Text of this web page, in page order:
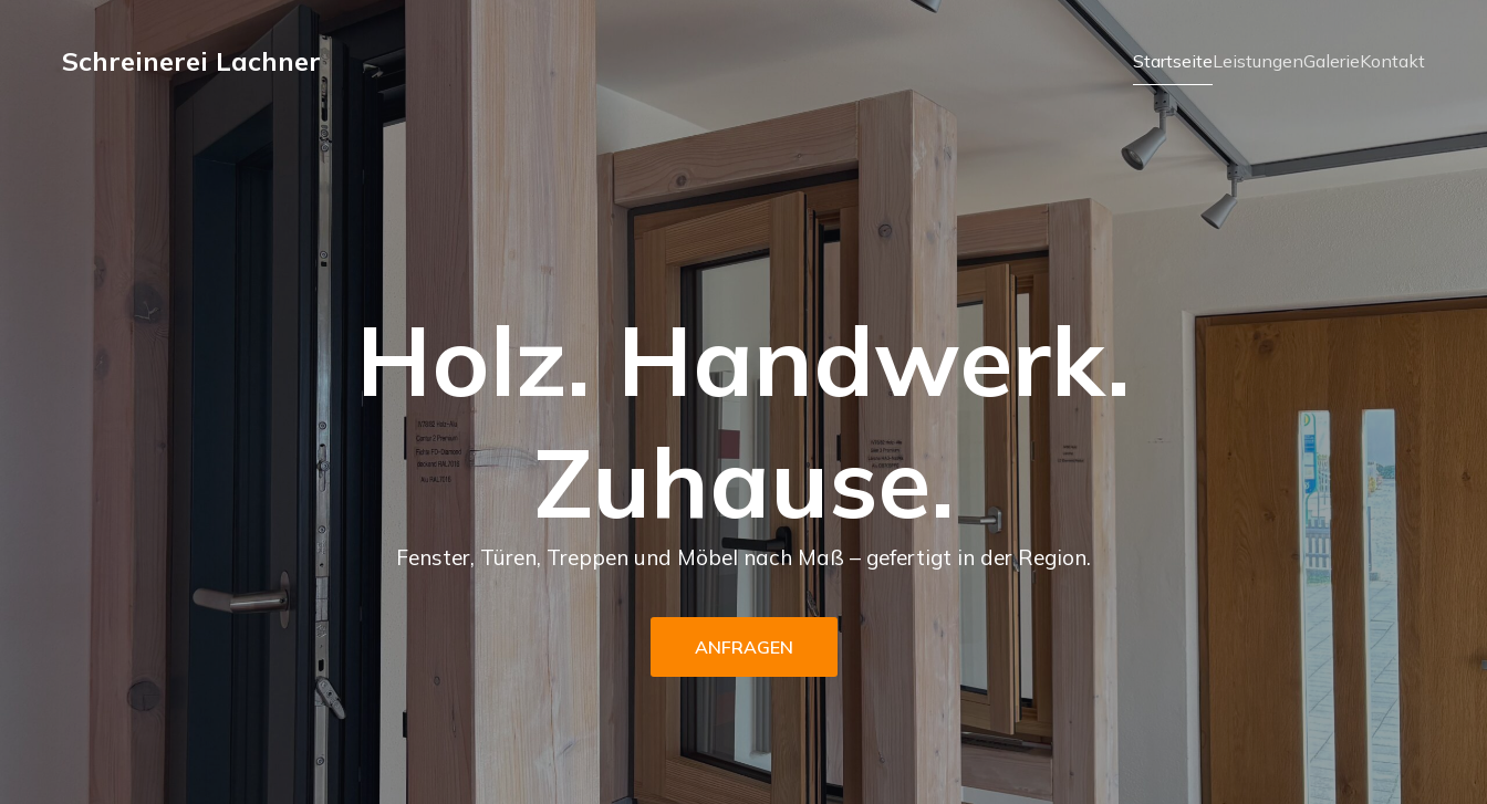
Schreinerei Lachner StartseiteLeistungenGalerieKontakt
Holz. Handwerk.
Zuhause.
Fenster, Türen, Treppen und Möbel nach Maß – gefertigt in der Region.
ANFRAGEN